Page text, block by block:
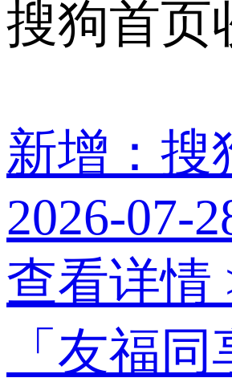
搜狗首页
新增：搜
2026-07-
查看详情
「友福